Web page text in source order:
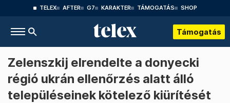
TELEX AFTER G7 KARAKTER TÁMOGATÁS SHOP
Támogatás
Zelenszkij elrendelte a donyecki
régió ukrán ellenőrzés alatt álló
településeinek kötelező kiürítését